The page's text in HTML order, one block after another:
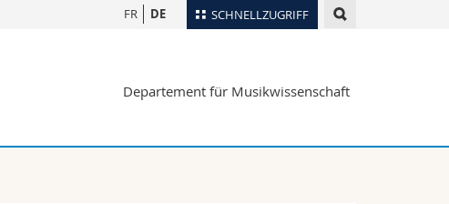
SCHNELLZUGRIFF
Ortsplan
Webmail
FR DE
Departement für Musikwissenschaft